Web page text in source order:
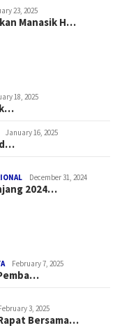
23, 2025
Manasik H…
18, 2025
January 16, 2025
d…
December 31, 2024
2024…
February 7, 2025
3, 2025
Bersama…